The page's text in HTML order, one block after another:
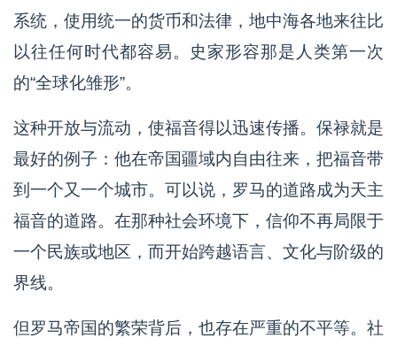
系统，使用统一的货币和法律，地中海各地来往比
以往任何时代都容易。史家形容那是人类第一次
的“全球化雏形”。
这种开放与流动，使福音得以迅速传播。保禄就是
最好的例子：他在帝国疆域内自由往来，把福音带
到一个又一个城市。可以说，罗马的道路成为天主
福音的道路。在那种社会环境下，信仰不再局限于
一个民族或地区，而开始跨越语言、文化与阶级的
界线。
但罗马帝国的繁荣背后，也存在严重的不平等。社